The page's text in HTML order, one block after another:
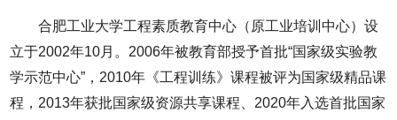
合肥工业大学工程素质教育中心（原工业培训中心）设
立于2002年10月。2006年被教育部授予首批“国家级实验教
学示范中心”，2010年《工程训练》课程被评为国家级精品课
程，2013年获批国家级资源共享课程、2020年入选首批国家